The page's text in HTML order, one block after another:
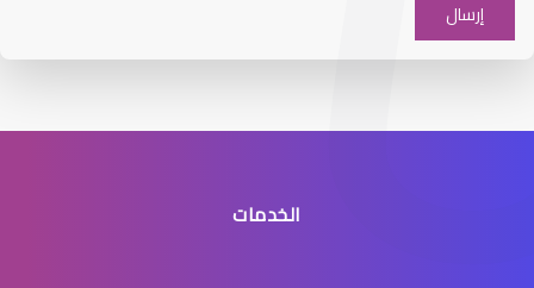
الماء الأزرق في العيون
الخدمات